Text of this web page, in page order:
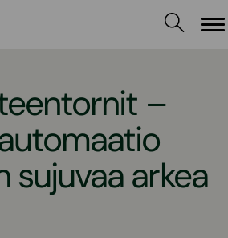
–
sujuvaa arkea